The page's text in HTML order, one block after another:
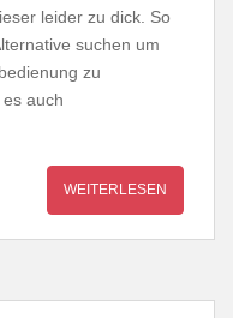
leider zu dick. So
suchen um
zu
auch
WEITERLESEN